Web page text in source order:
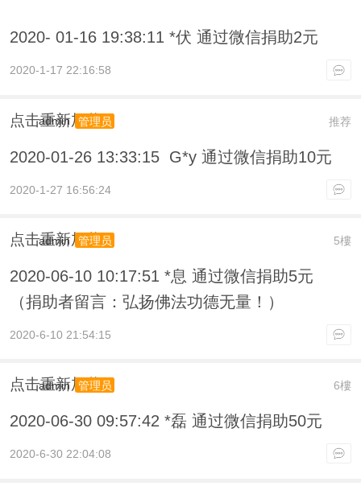
2020- 01-16 19:38:11 *伏 通过微信捐助2元
2020-1-17 22:16:58
点击重新加载 推荐
admin 管理员
2020-01-26 13:33:15 G*y 通过微信捐助10元
2020-1-27 16:56:24
点击重新加载 5樓
admin 管理员
2020-06-10 10:17:51 *息 通过微信捐助5元
（捐助者留言：弘扬佛法功德无量！）
2020-6-10 21:54:15
点击重新加载 6樓
admin 管理员
2020-06-30 09:57:42 *磊 通过微信捐助50元
2020-6-30 22:04:08